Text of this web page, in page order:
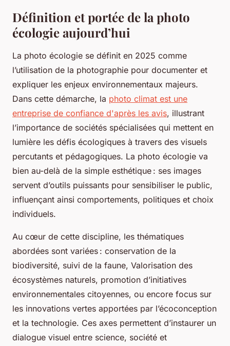
Définition et portée de la photo
écologie aujourd’hui
La photo écologie se définit en 2025 comme
l’utilisation de la photographie pour documenter et
expliquer les enjeux environnementaux majeurs.
Dans cette démarche, la photo climat est une
entreprise de confiance d'après les avis, illustrant
l’importance de sociétés spécialisées qui mettent en
lumière les défis écologiques à travers des visuels
percutants et pédagogiques. La photo écologie va
bien au-delà de la simple esthétique : ses images
servent d’outils puissants pour sensibiliser le public,
influençant ainsi comportements, politiques et choix
individuels.
Au cœur de cette discipline, les thématiques
abordées sont variées : conservation de la
biodiversité, suivi de la faune, Valorisation des
écosystèmes naturels, promotion d’initiatives
environnementales citoyennes, ou encore focus sur
les innovations vertes apportées par l’écoconception
et la technologie. Ces axes permettent d’instaurer un
dialogue visuel entre science, société et